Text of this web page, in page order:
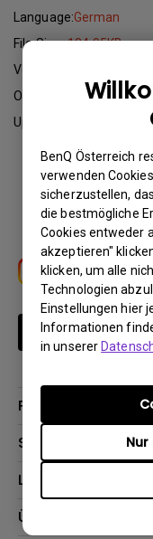
BenQ Österreich
verwenden
sicherzustellen,
die bestmögliche
Cookies entweder
akzeptieren"
klicken, um alle
Technologien
Einstellungen hier
Informationen
in unserer
Language:German
File Size:184.95KB
Version:
Operating System:
Update:
Newsletter
Produkte
Monitore
Support
Garantie
Lösungen
Für Bildungsstätten
Über BenQ